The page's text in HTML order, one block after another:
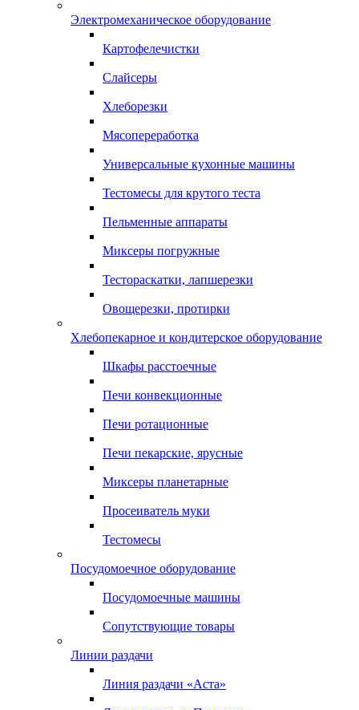
Электромеханическое оборудование
Картофелечистки
Слайсеры
Хлеборезки
Мясопереработка
Универсальные кухонные машины
Тестомесы для крутого теста
Пельменные аппараты
Миксеры погружные
Тестораскатки, лапшерезки
Овощерезки, протирки
Хлебопекарное и кондитерское оборудование
Шкафы расстоечные
Печи конвекционные
Печи ротационные
Печи пекарские, ярусные
Миксеры планетарные
Просеиватель муки
Тестомесы
Посудомоечное оборудование
Посудомоечные машины
Сопутствующие товары
Линии раздачи
Линия раздачи «Аста»